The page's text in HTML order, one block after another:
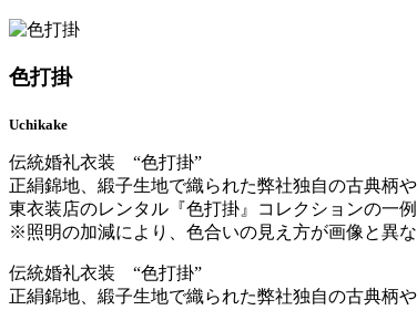
色打掛
Uchikake
伝統婚礼衣装 “色打掛”
正絹錦地、緞子生地で織られた弊社独自の古典柄
東衣装店のレンタル『色打掛』コレクションの一
※照明の加減により、色合いの見え方が画像と異
伝統婚礼衣装 “色打掛”
正絹錦地、緞子生地で織られた弊社独自の古典柄